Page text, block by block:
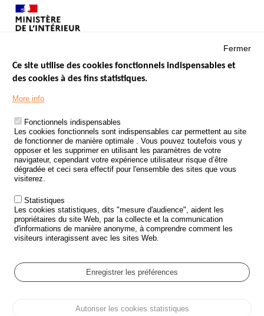
Menu
Footer
LES SITES PUBLICS
ÉTAT DE L’INSÉCURITÉ ROUTIÈRE
TRAITEMENT DES DONNÉES PERSONNELLES DES ACCIDENTS DE
LA ROUTE
ETUDES ET RECHERCHES
APPEL À PROJETS
POLITIQUE DE SÉCURITÉ ROUTIÈRE
Outils
AGENDA
GLOSSAIRE
Cookie settings
Protection des données personnelles et Cookies
Fermer
Ce site utilise des cookies fonctionnels indispensables et
des cookies à des fins statistiques.
More info
Fonctionnels indispensables
Les cookies fonctionnels sont indispensables car permettent au site
de fonctionner de manière optimale . Vous pouvez toutefois vous y
opposer et les supprimer en utilisant les paramètres de votre
navigateur, cependant votre expérience utilisateur risque d’être
dégradée et ceci sera effectif pour l'ensemble des sites que vous
visiterez.
Statistiques
Les cookies statistiques, dits "mesure d'audience", aident les
propriétaires du site Web, par la collecte et la communication
d'informations de manière anonyme, à comprendre comment les
visiteurs interagissent avec les sites Web.
Enregistrer les préférences
Autoriser les cookies statistiques